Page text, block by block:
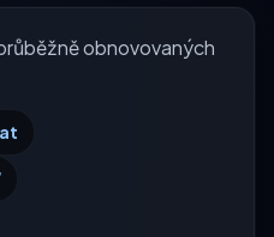
obnovovaných